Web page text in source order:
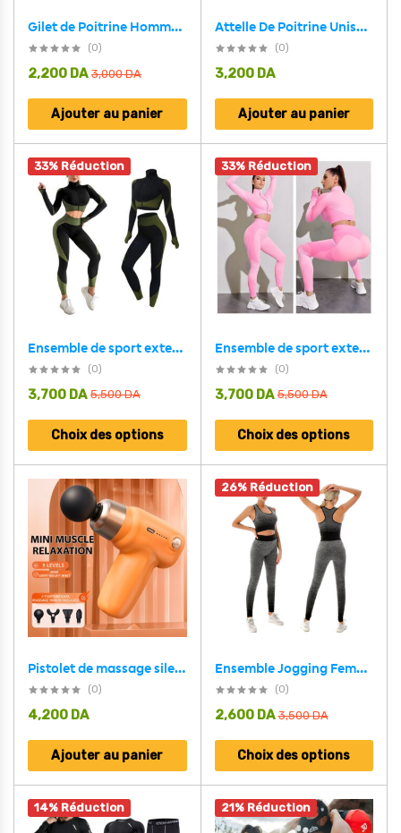
Gilet de Poitrine Homme Athlète YC8515
(0)
3,000DA
2,200 DA
Ajouter au panier
Attelle De Poitrine Unisexe, Bandoulière Réglable élastique Respirante
(0)
3,200 DA
Ajouter au panier
33% Réduction
Ensemble de sport extensible pour femme 2 Pcs – Noir,Vert
(0)
5,500DA
3,700 DA
Choix des options
33% Réduction
Ensemble de sport extensible pour femme 2 Pcs – Rose
(0)
5,500DA
3,700 DA
Choix des options
Pistolet de massage silencieux professionnel à 5 vitesses, léger et portable
(0)
4,200 DA
Ajouter au panier
26% Réduction
Ensemble Jogging Femmes pour Yoga, Pilate, Fitness
(0)
3,500DA
2,600 DA
Choix des options
14% Réduction 21% Réduction